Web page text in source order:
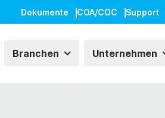
Dokumente COA/COC Support
Branchen Unternehmen